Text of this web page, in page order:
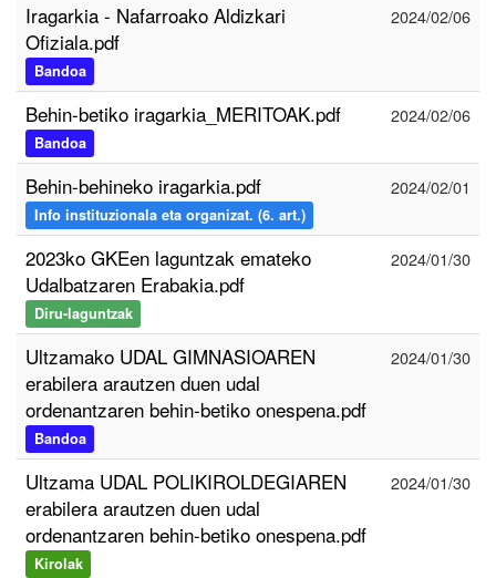
Iragarkia - Nafarroako Aldizkari
Ofiziala.pdf
Bandoa
2024/02/06
Behin-betiko iragarkia_MERITOAK.pdf
Bandoa
2024/02/06
Behin-behineko iragarkia.pdf
Info instituzionala eta organizat. (6. art.)
2024/02/01
2023ko GKEen laguntzak emateko
Udalbatzaren Erabakia.pdf
Diru-laguntzak
2024/01/30
Ultzamako UDAL GIMNASIOAREN
erabilera arautzen duen udal
ordenantzaren behin-betiko onespena.pdf
Bandoa
2024/01/30
Ultzama UDAL POLIKIROLDEGIAREN
erabilera arautzen duen udal
ordenantzaren behin-betiko onespena.pdf
Kirolak
2024/01/30